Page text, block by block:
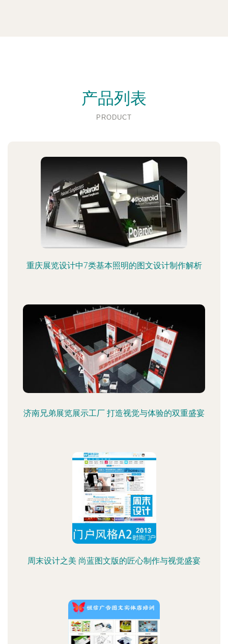
产品列表
PRODUCT
重庆展览设计中7类基本照明的图文设计制作解析
济南兄弟展览展示工厂 打造视觉与体验的双重盛宴
周末设计之美 尚蓝图文版的匠心制作与视觉盛宴